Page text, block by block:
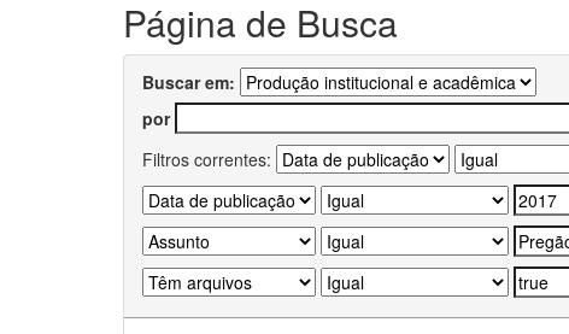
Página de Busca
Buscar em:
por
Filtros correntes: